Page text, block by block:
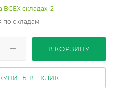
ВСЕХ складах: 2
по складам
В КОРЗИНУ
В 1 КЛИК